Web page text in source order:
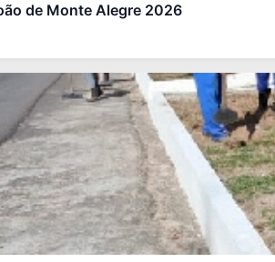
de Monte Alegre 2026